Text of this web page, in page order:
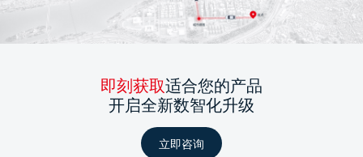
即刻获取适合您的产品
开启全新数智化升级
立即咨询